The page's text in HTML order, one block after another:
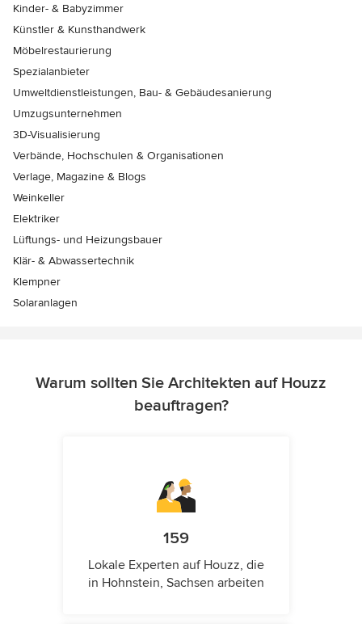
Kinder- & Babyzimmer
Künstler & Kunsthandwerk
Möbelrestaurierung
Spezialanbieter
Umweltdienstleistungen, Bau- & Gebäudesanierung
Umzugsunternehmen
3D-Visualisierung
Verbände, Hochschulen & Organisationen
Verlage, Magazine & Blogs
Weinkeller
Elektriker
Lüftungs- und Heizungsbauer
Klär- & Abwassertechnik
Klempner
Solaranlagen
Warum sollten Sie Architekten auf Houzz
beauftragen?
159
Lokale Experten auf Houzz, die
in Hohnstein, Sachsen arbeiten